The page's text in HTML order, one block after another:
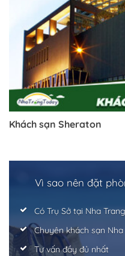
Khách sạn Sheraton
Vì sao nên đặt
Có Trụ Sở tại Nha Trang
Chuyên khách sạn Nha
Tư vấn đầy đủ nhất